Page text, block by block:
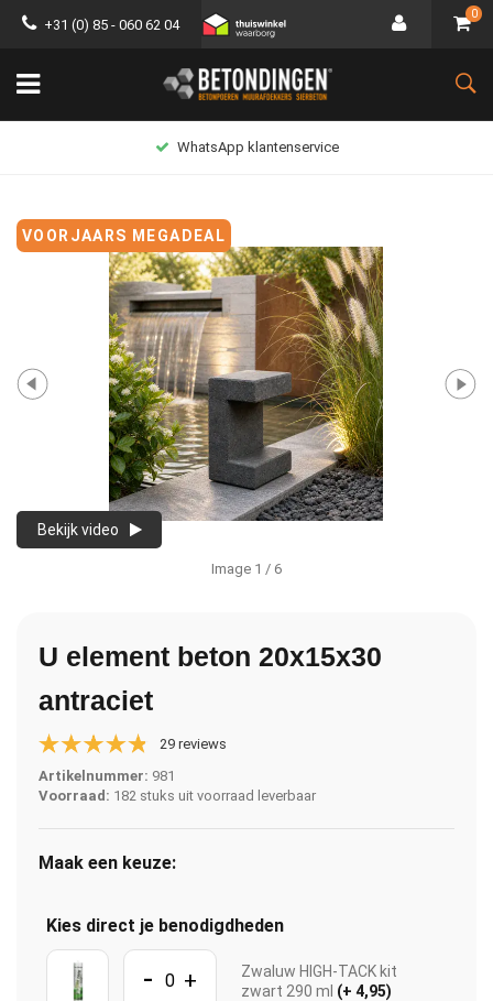
+31 (0) 85 - 060 62 04
0
Lage verzendkosten
Bekijk video
VOORJAARS MEGADEAL
Image 1 / 6
U element beton 20x15x30
antraciet
29 reviews
Artikelnummer: 981
Voorraad: 182 stuks uit voorraad leverbaar
Maak een keuze:
Kies direct je benodigdheden
- +
Zwaluw HIGH-TACK kit
zwart 290 ml (+ 4,95)